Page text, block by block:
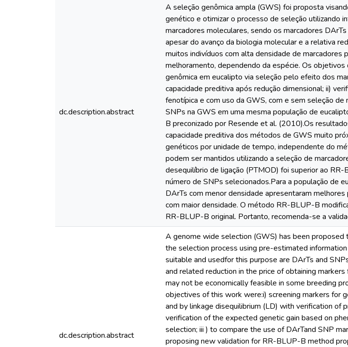
dc.description.abstract
A seleção genômica ampla (GWS) foi proposta
genético e otimizar o processo de seleção utilizando
marcadores moleculares, sendo os marcadores
apesar do avanço da biologia molecular e a relativa
muitos indivíduos com alta densidade de marcadores
melhoramento, dependendo da espécie. Os
genômica em eucalipto via seleção pelo efeito dos
capacidade preditiva após redução dimensional; ii)
fenotípica e com uso da GWS, com e sem seleção
SNPs na GWS em uma mesma população de
B preconizado por Resende et al. (2010).Os
capacidade preditiva dos métodos de GWS muito
genéticos por unidade de tempo, independente do
podem ser mantidos utilizando a seleção de
desequilíbrio de ligação (PTMOD) foi superior ao
número de SNPs selecionados.Para a população de
DArTs com menor densidade apresentaram
com maior densidade. O método RR-BLUP-B
RR-BLUP-B original. Portanto, recomenda-se a
dc.description.abstract
A genome wide selection (GWS) has been
the selection process using pre-estimated
suitable and usedfor this purpose are DArTs and
and related reduction in the price of obtaining
may not be economically feasible in some breeding
objectives of this work were:i) screening markers for
and by linkage disequilibrium (LD) with verification of
verification of the expected genetic gain based on
selection; iii ) to compare the use of DArTand SNP
proposing new validation for RR-BLUP-B method